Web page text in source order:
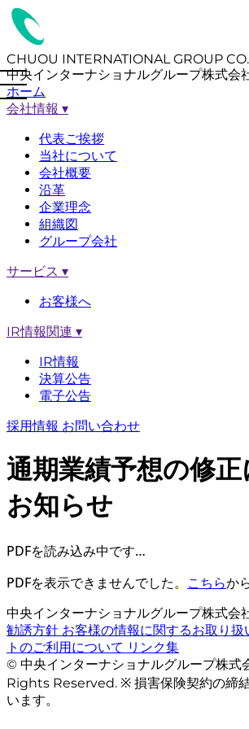
CHUOU INTERNATIONAL GROUP
中央インターナショナルグループ株式会
ホーム
会社情報 ▾
代表ご挨拶
当社について
会社概要
沿革
企業理念
組織図
グループ会社
サービス ▾
お客様へ
IR情報関連 ▾
IR情報
決算公告
電子公告
採用情報 お問い合わせ
通期業績予想の修正
お知らせ
PDFを読み込み中です…
PDFを表示できませんでした。 こちらか
中央インターナショナルグループ株式会
勧誘方針 お客様の情報に関するお取り扱
トのご利用について リンク集
© 中央インターナショナルグループ株式
Rights Reserved. ※ 損害保険契約の締
います。